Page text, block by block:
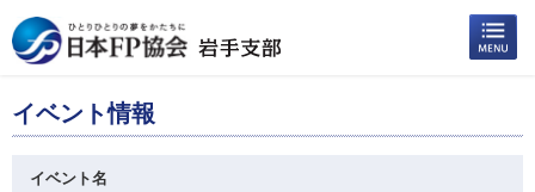
イベント情報
イベント名